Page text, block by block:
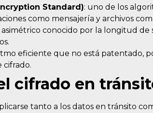
Standard): uno de los
como mensajería y archivos
conocido por la longitud de
eficiente que no está patentado,
cifrado.
cifrado en
tanto a los datos en tránsito